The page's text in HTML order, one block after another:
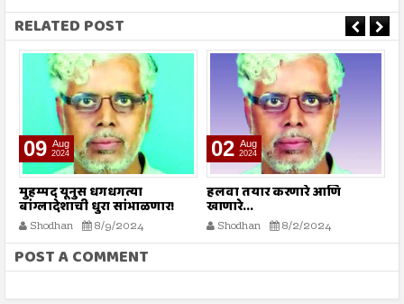
RELATED POST
09 Aug
2024
मुहम्मद यूनुस धगधगत्या
बांग्लादेशाची धुरा सांभाळणार!
Shodhan 8/9/2024
02 Aug
2024
हलवा तयार करणारे आणि
खाणारे...
Shodhan 8/2/2024
POST A COMMENT